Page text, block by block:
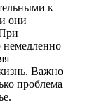
к
они
немедленно
Важно
проблема